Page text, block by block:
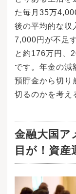
た毎月35万
後の平均的な収
7,000円が不足
と約176万円、
です。年金の減
預貯金から切り
切るのかを考え
金融大国ア
目が！資産